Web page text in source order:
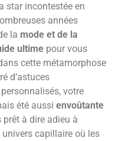
star incontestée en
années
la mode et de la
ultime pour vous
cette métamorphose
d’astuces
votre
été aussi envoûtante
prêt à dire adieu à
univers capillaire où les